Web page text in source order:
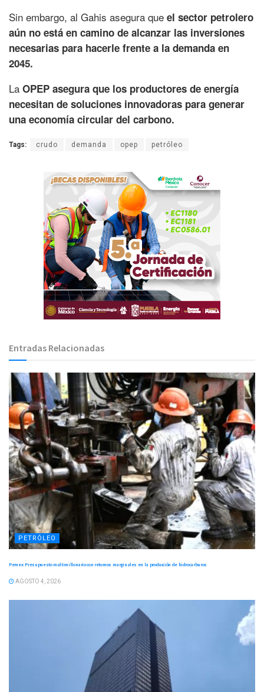
Sin embargo, al Gahis asegura que el sector petrolero
aún no está en camino de alcanzar las inversiones
necesarias para hacerle frente a la demanda en
2045.
La OPEP asegura que los productores de energía
necesitan de soluciones innovadoras para generar
una economía circular del carbono.
Tags: crudo demanda opep petróleo
Entradas Relacionadas
PETRÓLEO
Pemex: Presupuesto multimillonario con retornos marginales en la producción de hidrocarburos
AGOSTO 4, 2026